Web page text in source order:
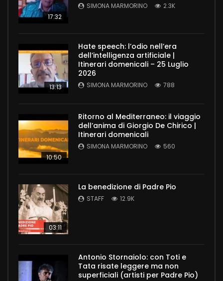
17:32
SIMONA MARMORINO 2.3K
13:13
Hate speech: l’odio nell’era
dell’intelligenza artificiale |
Itinerari domenicali – 25 Luglio
2026
SIMONA MARMORINO 788
10:50
Ritorno al Mediterraneo: il viaggio
dell’anima di Giorgio De Chirico |
Itinerari domenicali
SIMONA MARMORINO 560
03:11
La benedizione di Padre Pio
STAFF 12.9K
Antonio Stornaiolo: con Toti e
Tata risate leggere ma non
superficiali (artisti per Padre Pio)